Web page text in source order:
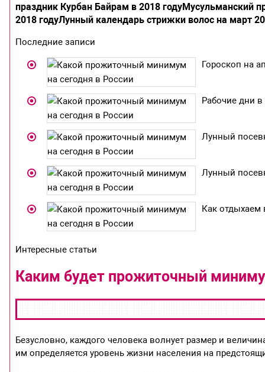
праздник Курбан Байрам в 2018 годуМусульманский
2018 годуЛунный календарь стрижки волос на март
Последние записи
Гороскоп на
Рабочие дни в
Лунный
Лунный
Как отдыхаем
Интересные статьи
Каким будет прожиточный
Безусловно, каждого человека волнует размер и
им определяется уровень жизни населения на